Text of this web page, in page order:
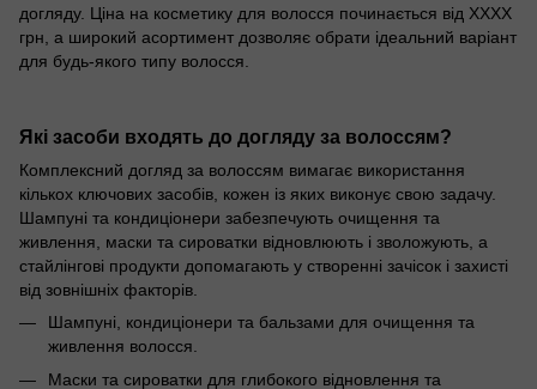
догляду. Ціна на косметику для волосся починається від ХХХХ
грн, а широкий асортимент дозволяє обрати ідеальний варіант
для будь-якого типу волосся.
Які засоби входять до догляду за волоссям?
Комплексний догляд за волоссям вимагає використання
кількох ключових засобів, кожен із яких виконує свою задачу.
Шампуні та кондиціонери забезпечують очищення та
живлення, маски та сироватки відновлюють і зволожують, а
стайлінгові продукти допомагають у створенні зачісок і захисті
від зовнішніх факторів.
Шампуні, кондиціонери та бальзами для очищення та
живлення волосся.
Маски та сироватки для глибокого відновлення та